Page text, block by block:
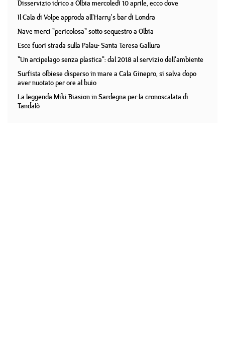
Disservizio idrico a Olbia mercoledì 10 aprile, ecco dove
Il Cala di Volpe approda all'Harry's bar di Londra
Nave merci "pericolosa" sotto sequestro a Olbia
Esce fuori strada sulla Palau- Santa Teresa Gallura
"Un arcipelago senza plastica": dal 2018 al servizio dell'ambiente
Surfista olbiese disperso in mare a Cala Ginepro, si salva dopo
aver nuotato per ore al buio
La leggenda Miki Biasion in Sardegna per la cronoscalata di
Tandalò